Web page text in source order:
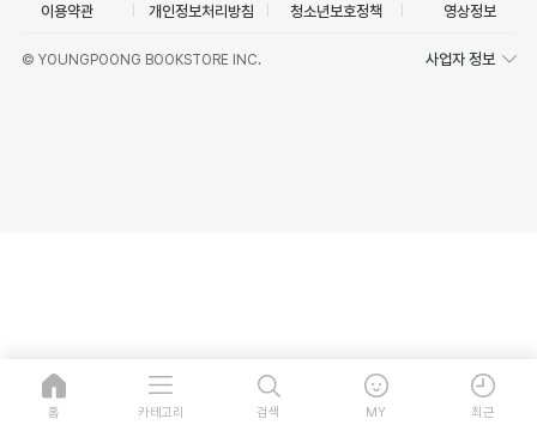
이용약관 개인정보처리방침 청소년보호정책 영상정보
© YOUNGPOONG BOOKSTORE INC. 사업자 정보
홈 카테고리 검색 MY 최근